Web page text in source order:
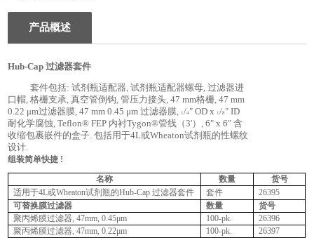
产品概述
Hub-Cap过滤器套件
套件包括: 试剂瓶适配器, 试剂瓶适配器螺母, 过滤器进
口帽,格栅支承,真空管倒钩,管压力接头, 47 mm格栅, 47 mm
0.22 μm过滤器膜, 47 mm 0.45 μm过滤器膜, 1/4" OD x 1/8 " ID
耐化学腐蚀, Teflon® FEP 内衬Tygon®管线 （3'）, 6" x 6"含
收缩包裹嵌件的盒子.包括用于4L或Wheaton试剂瓶的性螺纹
设计.
组装简单快捷 !
名称
数量
货号
适用于4L或Wheaton试剂瓶的Hub-Cap过滤器套件 套件
26395
可替换膜过滤器
数量
货号
聚丙烯膜过滤器, 47mm, 0.45μm 100-pk.
26396
聚丙烯膜过滤器, 47mm, 0.22μm 100-pk.
26397